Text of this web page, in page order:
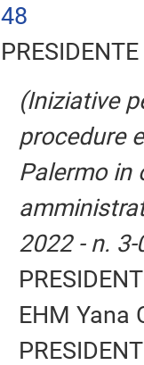
48
(Iniziative
procedure
Palermo in
2022 - n.
EHM Yana